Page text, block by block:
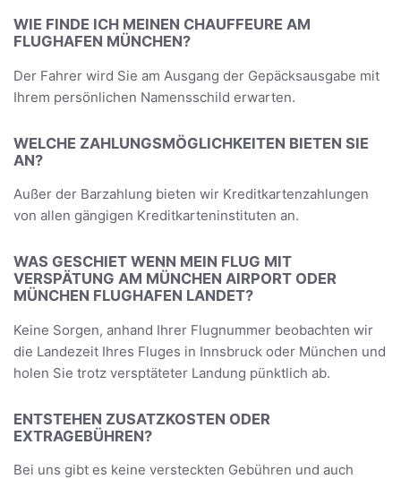
WIE FINDE ICH MEINEN CHAUFFEURE AM
FLUGHAFEN MÜNCHEN?
Der Fahrer wird Sie am Ausgang der Gepäcksausgabe mit
Ihrem persönlichen Namensschild erwarten.
WELCHE ZAHLUNGSMÖGLICHKEITEN BIETEN SIE
AN?
Außer der Barzahlung bieten wir Kreditkartenzahlungen
von allen gängigen Kreditkarteninstituten an.
WAS GESCHIET WENN MEIN FLUG MIT
VERSPÄTUNG AM MÜNCHEN AIRPORT ODER
MÜNCHEN FLUGHAFEN LANDET?
Keine Sorgen, anhand Ihrer Flugnummer beobachten wir
die Landezeit Ihres Fluges in Innsbruck oder München und
holen Sie trotz versptäteter Landung pünktlich ab.
ENTSTEHEN ZUSATZKOSTEN ODER
EXTRAGEBÜHREN?
Bei uns gibt es keine versteckten Gebühren und auch